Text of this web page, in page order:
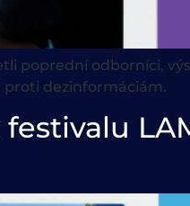
poprední odborníci,
proti dezinformáciám.